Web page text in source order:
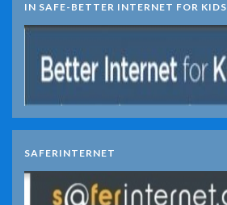
IN SAFE-BETTER INTERNET FOR KIDS
SAFERINTERNET